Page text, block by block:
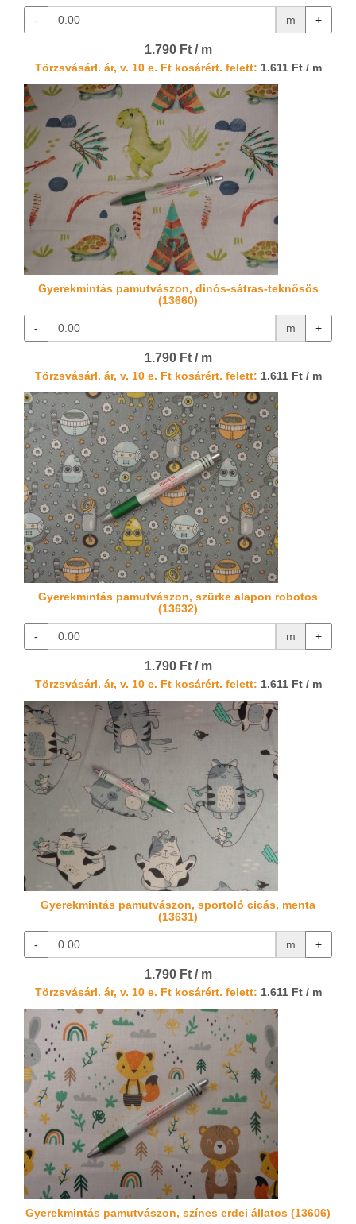
- m +
1.790 Ft / m
Törzsvásárl. ár, v. 10 e. Ft kosárért. felett: 1.611 Ft / m
Gyerekmintás pamutvászon, dinós-sátras-teknősös
(13660)
- m +
1.790 Ft / m
Törzsvásárl. ár, v. 10 e. Ft kosárért. felett: 1.611 Ft / m
Gyerekmintás pamutvászon, szürke alapon robotos
(13632)
- m +
1.790 Ft / m
Törzsvásárl. ár, v. 10 e. Ft kosárért. felett: 1.611 Ft / m
Gyerekmintás pamutvászon, sportoló cicás, menta
(13631)
- m +
1.790 Ft / m
Törzsvásárl. ár, v. 10 e. Ft kosárért. felett: 1.611 Ft / m
Gyerekmintás pamutvászon, színes erdei állatos (13606)